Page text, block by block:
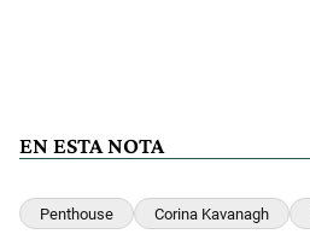
EN ESTA NOTA
Penthouse Corina Kavanagh